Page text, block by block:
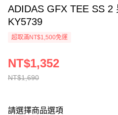
ADIDAS GFX TEE SS 2
KY5739
超取滿NT$1,500免運
NT$1,690
NT$1,352
請選擇商品選項